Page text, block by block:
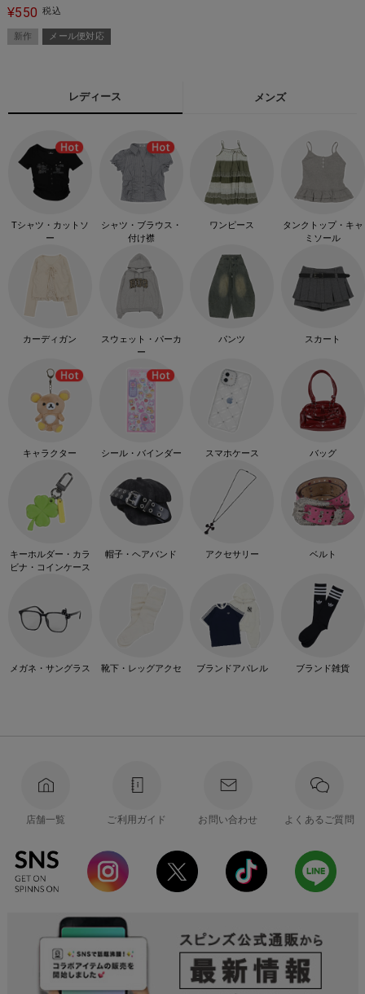
¥550 税込
新作 メール便対応
レディース メンズ
Tシャツ・カットソ
ー
シャツ・ブラウス・
付け襟
ワンピース
タンクトップ・キャ
ミソール
カーディガン
スウェット・パーカ
ー
パンツ スカート
キャラクター シール・バインダー スマホケース バッグ
キーホルダー・カラ
ビナ・コインケース
帽子・ヘアバンド アクセサリー ベルト
メガネ・サングラス 靴下・レッグアクセ ブランドアパレル ブランド雑貨
店舗一覧 ご利用ガイド お問い合わせ よくあるご質問